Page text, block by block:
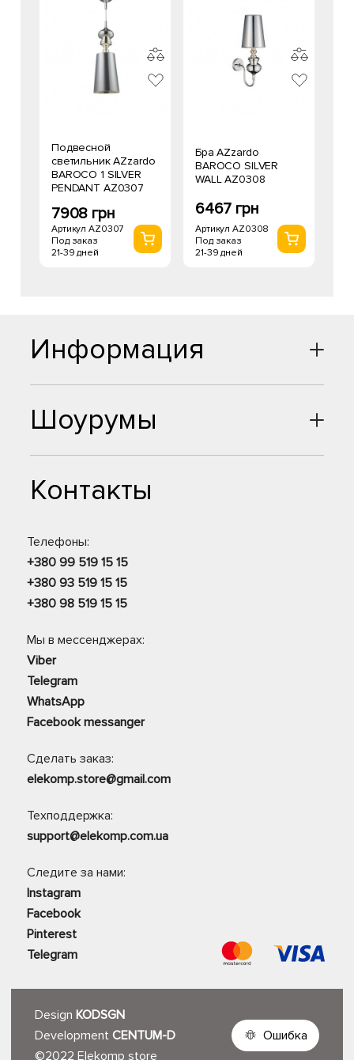
Подвесной
светильник AZzardo
BAROCO 1 SILVER
PENDANT AZ0307
7908 грн
Артикул AZ0307
Под заказ
21-39 дней
Бра AZzardo
BAROCO SILVER
WALL AZ0308
6467 грн
Артикул AZ0308
Под заказ
21-39 дней
Шоурумы
Контакты
Телефоны:
+380 99 519 15 15
+380 93 519 15 15
+380 98 519 15 15
Мы в мессенджерах:
Viber
Telegram
WhatsApp
Facebook messanger
Сделать заказ:
elekomp.store@gmail.com
Техподдержка:
support@elekomp.com.ua
Следите за нами:
Instagram
Facebook
Pinterest
Telegram
Информация
Design KODSGN
Development CENTUM-D
©2022 Elekomp store
Ошибка